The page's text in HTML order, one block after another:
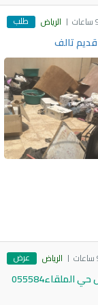
الرياض طلب
الرياض عرض
دينا توصيل اثاث الى جمعية خيرية بالرياض حي الملقاء055584